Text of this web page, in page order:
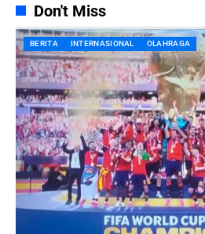
Don't Miss
BERITA INTERNASIONAL OLAHRAGA